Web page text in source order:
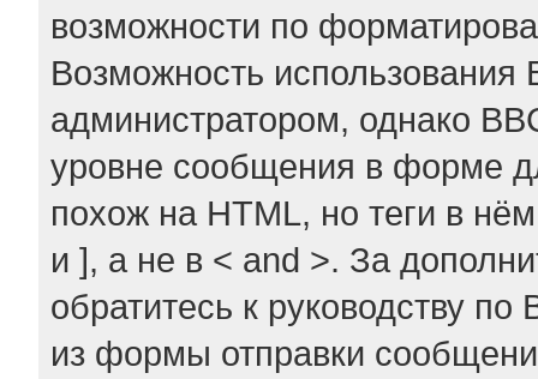
возможности по
Возможность использования
администратором, однако
уровне сообщения в форме
похож на HTML, но теги в
и ], а не в < and >. За
обратитесь к руководству
из формы отправки